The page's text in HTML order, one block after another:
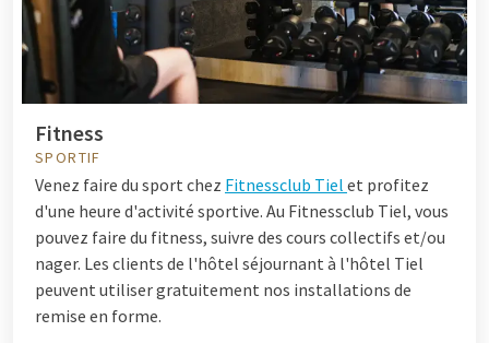
Fitness
SPORTIF
Venez faire du sport chez Fitnessclub Tiel et profitez
d'une heure d'activité sportive. Au Fitnessclub Tiel, vous
pouvez faire du fitness, suivre des cours collectifs et/ou
nager. Les clients de l'hôtel séjournant à l'hôtel Tiel
peuvent utiliser gratuitement nos installations de
remise en forme.